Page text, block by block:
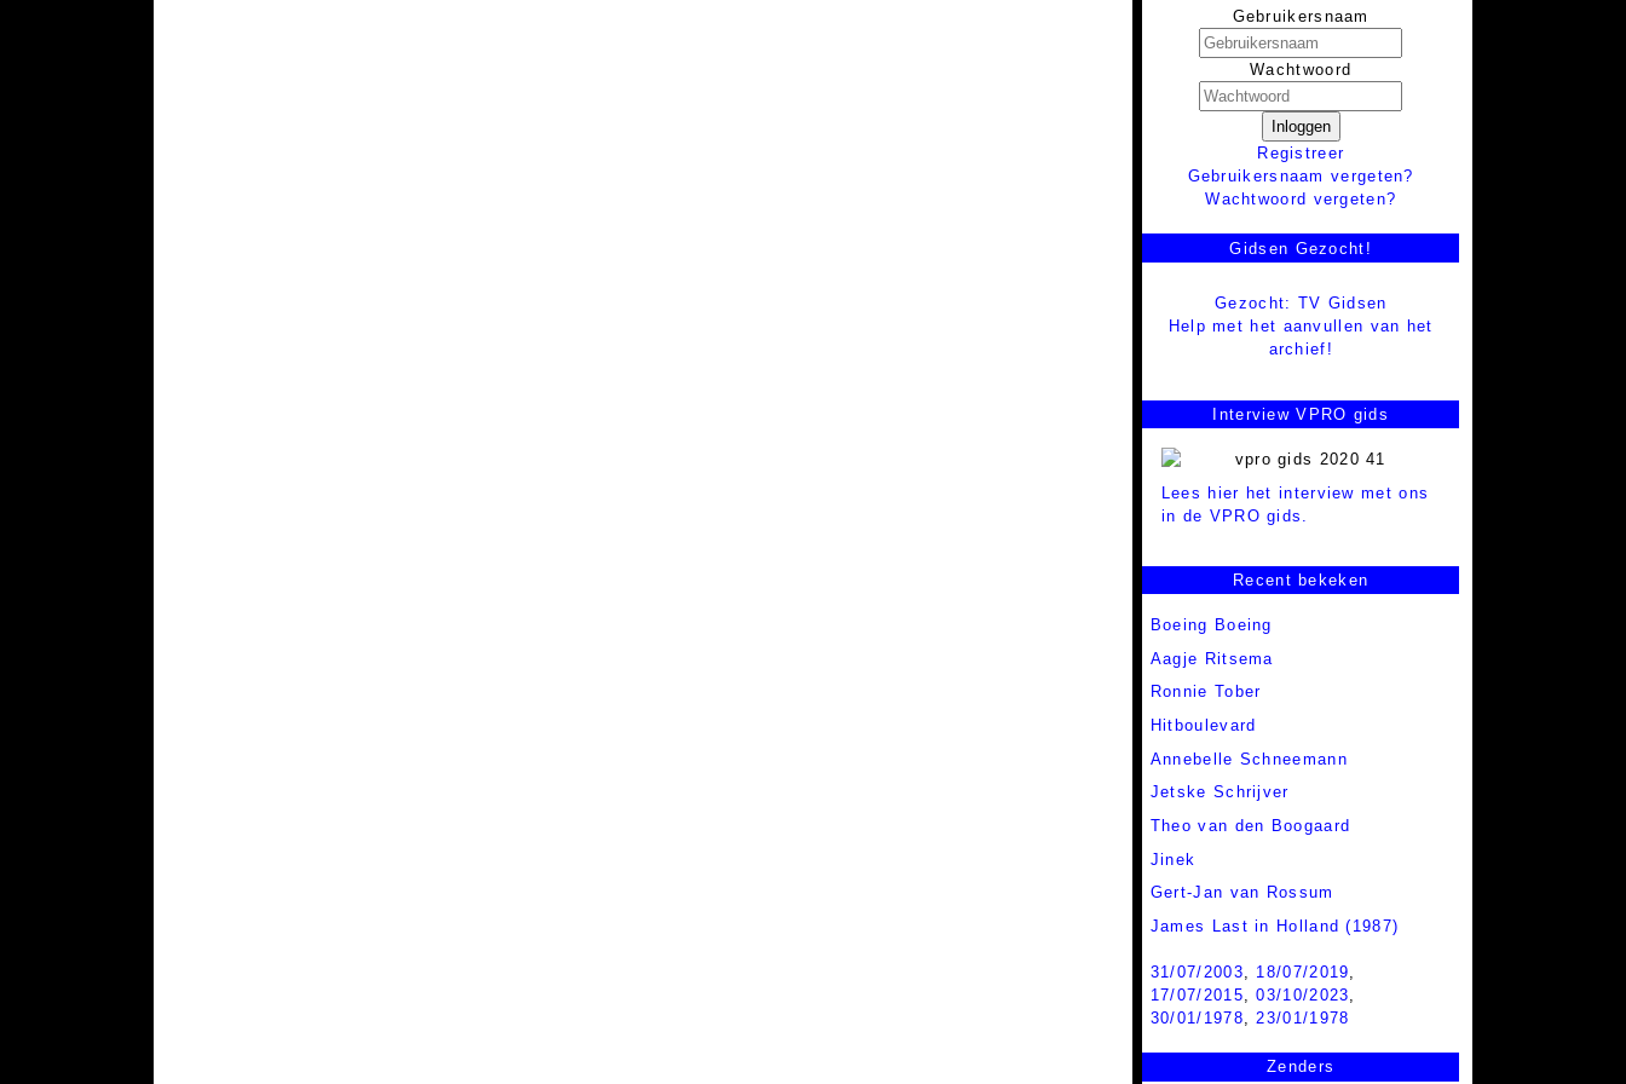
Gebruikersnaam
Wachtwoord
Inloggen
Registreer
Gebruikersnaam vergeten?
Wachtwoord vergeten?
Gidsen Gezocht!
Gezocht: TV Gidsen
Help met het aanvullen van het
archief!
Interview VPRO gids
Lees hier het interview met ons
in de VPRO gids.
Recent bekeken
Boeing Boeing
Aagje Ritsema
Ronnie Tober
Hitboulevard
Annebelle Schneemann
Jetske Schrijver
Theo van den Boogaard
Jinek
Gert-Jan van Rossum
James Last in Holland (1987)
31/07/2003, 18/07/2019,
17/07/2015,03/10/2023,
30/01/1978,23/01/1978
Zenders